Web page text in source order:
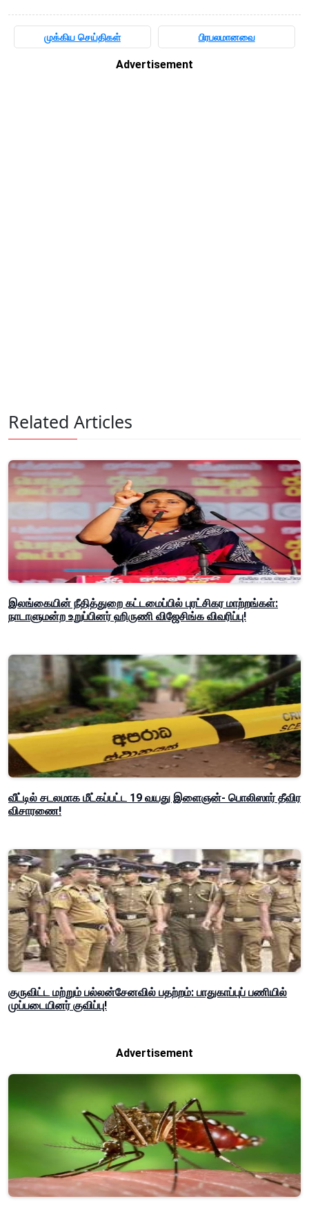
முக்கிய செய்திகள் பிரபலமானவை
Advertisement
Related Articles
இலங்கையின் நீதித்துறை கட்டமைப்பில் புரட்சிகர மாற்றங்கள்:
நாடாளுமன்ற உறுப்பினர் ஹிருணி விஜேசிங்க விவரிப்பு!
வீட்டில் சடலமாக மீட்கப்பட்ட 19 வயது இளைஞன்- பொலிஸார் தீவிர
விசாரணை!
குருவிட்ட மற்றும் பல்லன்சேனவில் பதற்றம்: பாதுகாப்புப் பணியில்
முப்படையினர் குவிப்பு!
Advertisement